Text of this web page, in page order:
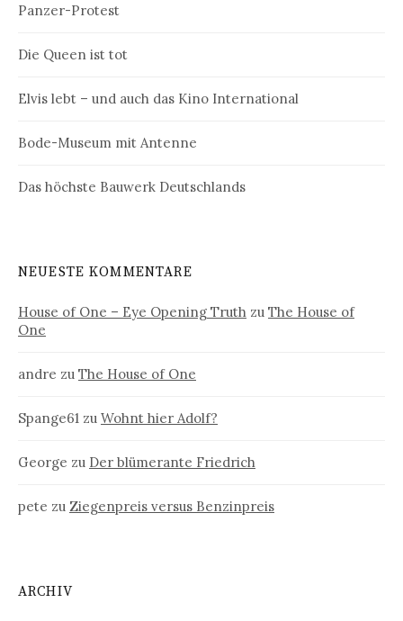
Panzer-Protest
Die Queen ist tot
Elvis lebt – und auch das Kino International
Bode-Museum mit Antenne
Das höchste Bauwerk Deutschlands
NEUESTE KOMMENTARE
House of One – Eye Opening Truth zu The House of
One
andre zu The House of One
Spange61 zu Wohnt hier Adolf?
George zu Der blümerante Friedrich
pete zu Ziegenpreis versus Benzinpreis
ARCHIV